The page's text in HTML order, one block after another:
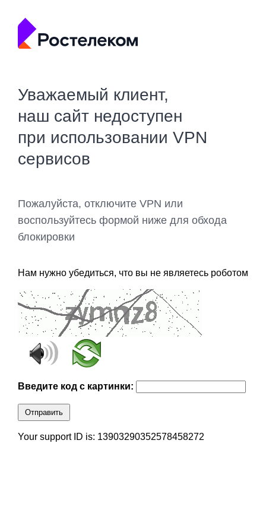
Уважаемый клиент,
наш сайт недоступен
при использовании VPN
сервисов
Пожалуйста, отключите VPN или
воспользуйтесь формой ниже для обхода
блокировки
Нам нужно убедиться, что вы не являетесь роботом
Введите код с картинки:
Отправить
Your support ID is: 13903290352578458272